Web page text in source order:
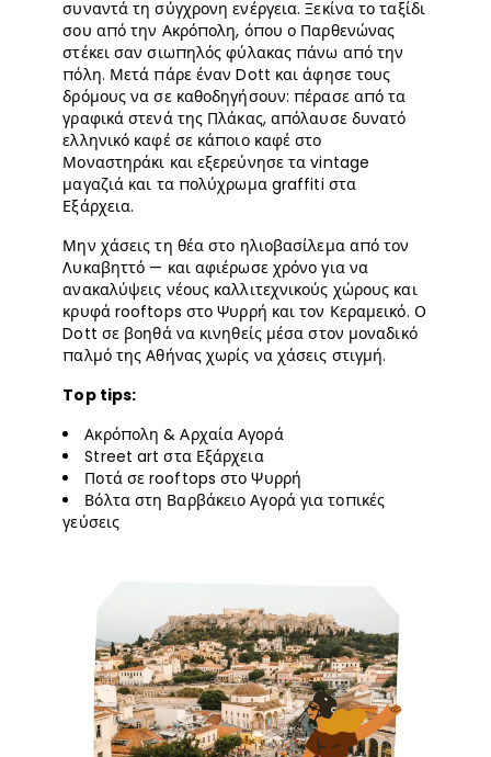
συναντά τη σύγχρονη ενέργεια. Ξεκίνα το ταξίδι
σου από την Ακρόπολη, όπου ο Παρθενώνας
στέκει σαν σιωπηλός φύλακας πάνω από την
πόλη. Μετά πάρε έναν Dott και άφησε τους
δρόμους να σε καθοδηγήσουν: πέρασε από τα
γραφικά στενά της Πλάκας, απόλαυσε δυνατό
ελληνικό καφέ σε κάποιο καφέ στο
Μοναστηράκι και εξερεύνησε τα vintage
μαγαζιά και τα πολύχρωμα graffiti στα
Εξάρχεια.
Μην χάσεις τη θέα στο ηλιοβασίλεμα από τον
Λυκαβηττό — και αφιέρωσε χρόνο για να
ανακαλύψεις νέους καλλιτεχνικούς χώρους και
κρυφά rooftops στο Ψυρρή και τον Κεραμεικό. Ο
Dott σε βοηθά να κινηθείς μέσα στον μοναδικό
παλμό της Αθήνας χωρίς να χάσεις στιγμή.
Top tips:
Ακρόπολη & Αρχαία Αγορά
Street art στα Εξάρχεια
Ποτά σε rooftops στο Ψυρρή
Βόλτα στη Βαρβάκειο Αγορά για τοπικές
γεύσεις